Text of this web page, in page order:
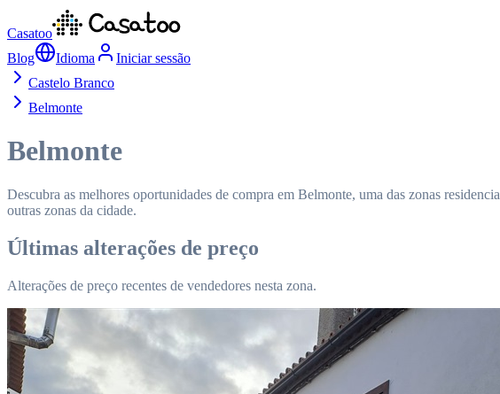
Casatoo
Blog
Idioma
Iniciar sessão
Castelo Branco
Belmonte
Belmonte
Descubra as melhores oportunidades de compra em Belmonte, uma das zonas
outras zonas da cidade.
Últimas alterações de preço
Alterações de preço recentes de vendedores nesta zona.